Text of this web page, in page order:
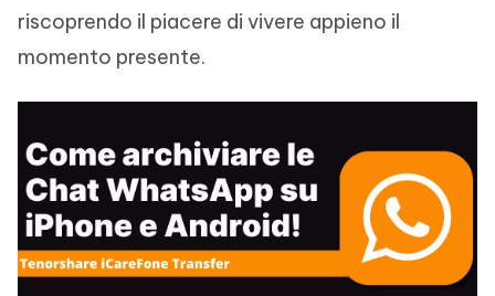
riscoprendo il piacere di vivere appieno il
momento presente.